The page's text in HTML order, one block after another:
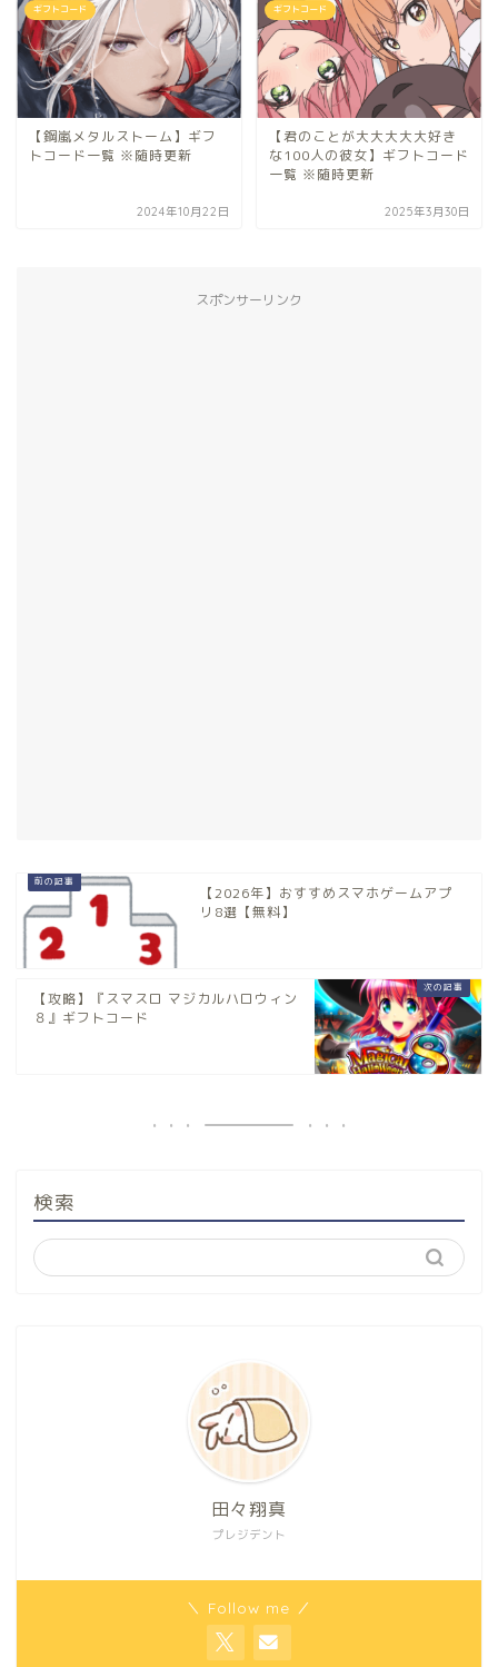
ギフトコード
【鋼嵐メタルストーム】ギフ
トコード一覧 ※随時更新
2024年10月22日
ギフトコード
【君のことが大大大大大好き
な100人の彼女】ギフトコード
一覧 ※随時更新
2025年3月30日
スポンサーリンク
【2026年】おすすめスマホゲームアプ
リ8選【無料】
【攻略】『スマスロ マジカルハロウィン
８』ギフトコード
検索
プレジデント
田々翔真
＼ Follow me ／